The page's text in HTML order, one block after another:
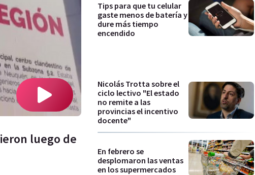
luego de
Tips para que tu celular
gaste menos de batería y
dure más tiempo
encendido
Nicolás Trotta sobre el
ciclo lectivo "El estado
no remite a las
provincias el incentivo
docente"
En febrero se
desplomaron las ventas
en los supermercados